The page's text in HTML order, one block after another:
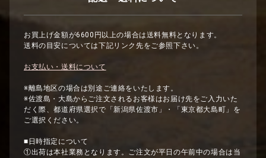
お買上げ金額が6600円以上の場合は送料無料となります。
送料の目安については下記リンク先をご参照下さい。
お支払い・送料について
※離島地区の場合は別途ご連絡をいたします。
※佐渡島・大島からご注文されるお客様はお届け先をご入力いた
だく際、都道府県選択で「新潟県佐渡市」・「東京都大島町」を
ご選択ください。
■日時指定について
①出荷は本社業務となります。ご注文が平日の午前中の場合は当